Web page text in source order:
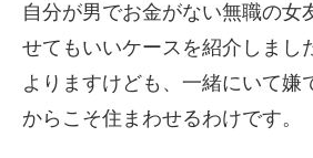
自分が男でお金がない無職の女
せてもいいケースを紹介しまし
よりますけども、一緒にいて嫌
からこそ住まわせるわけです。